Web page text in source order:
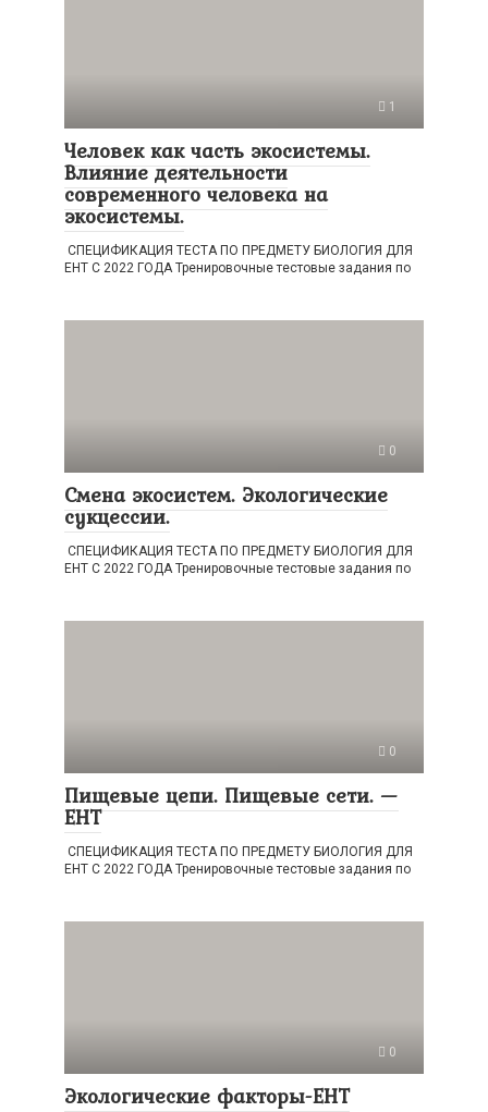
1
Человек как часть экосистемы.
Влияние деятельности
современного человека на
экосистемы.
СПЕЦИФИКАЦИЯ ТЕСТА ПО ПРЕДМЕТУ БИОЛОГИЯ ДЛЯ
ЕНТ С 2022 ГОДА Тренировочные тестовые задания по
0
Смена экосистем. Экологические
сукцессии.
СПЕЦИФИКАЦИЯ ТЕСТА ПО ПРЕДМЕТУ БИОЛОГИЯ ДЛЯ
ЕНТ С 2022 ГОДА Тренировочные тестовые задания по
0
Пищевые цепи. Пищевые сети. —
ЕНТ
СПЕЦИФИКАЦИЯ ТЕСТА ПО ПРЕДМЕТУ БИОЛОГИЯ ДЛЯ
ЕНТ С 2022 ГОДА Тренировочные тестовые задания по
0
Экологические факторы-ЕНТ